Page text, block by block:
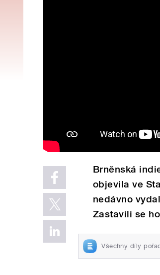
Brněnská
objevila ve
nedávno
Zastavili se
Všechny díly